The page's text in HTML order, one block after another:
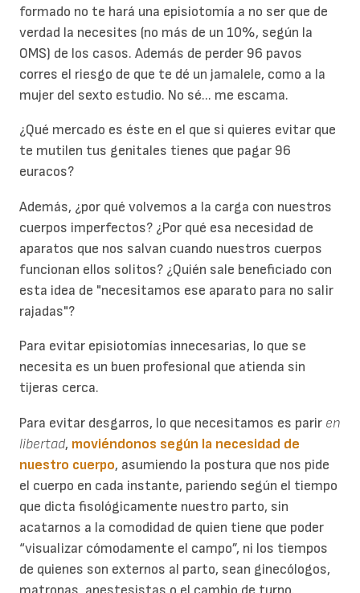
formado no te hará una episiotomía a no ser que de
verdad la necesites (no más de un 10%, según la
OMS) de los casos. Además de perder 96 pavos
corres el riesgo de que te dé un jamalele, como a la
mujer del sexto estudio. No sé... me escama.
¿Qué mercado es éste en el que si quieres evitar que
te mutilen tus genitales tienes que pagar 96
euracos?
Además, ¿por qué volvemos a la carga con nuestros
cuerpos imperfectos? ¿Por qué esa necesidad de
aparatos que nos salvan cuando nuestros cuerpos
funcionan ellos solitos? ¿Quién sale beneficiado con
esta idea de "necesitamos ese aparato para no salir
rajadas"?
Para evitar episiotomías innecesarias, lo que se
necesita es un buen profesional que atienda sin
tijeras cerca.
Para evitar desgarros, lo que necesitamos es parir en
libertad, moviéndonos según la necesidad de
nuestro cuerpo, asumiendo la postura que nos pide
el cuerpo en cada instante, pariendo según el tiempo
que dicta fisológicamente nuestro parto, sin
acatarnos a la comodidad de quien tiene que poder
“visualizar cómodamente el campo”, ni los tiempos
de quienes son externos al parto, sean ginecólogos,